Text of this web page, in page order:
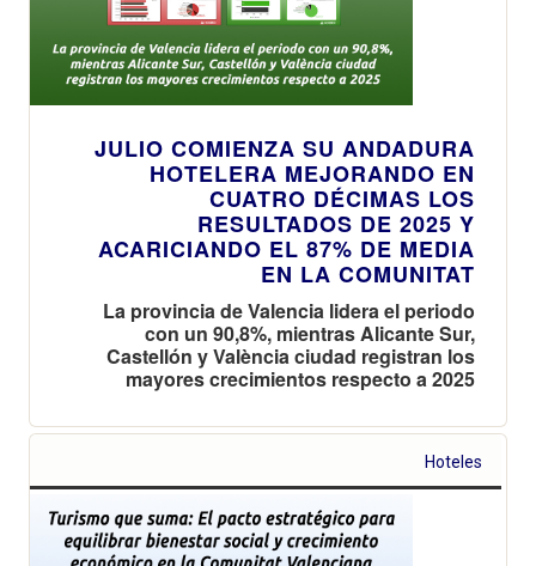
JULIO COMIENZA SU ANDADURA
HOTELERA MEJORANDO EN
CUATRO DÉCIMAS LOS
RESULTADOS DE 2025 Y
ACARICIANDO EL 87% DE MEDIA
EN LA COMUNITAT
La provincia de Valencia lidera el periodo
con un 90,8%, mientras Alicante Sur,
Castellón y València ciudad registran los
mayores crecimientos respecto a 2025
Hoteles